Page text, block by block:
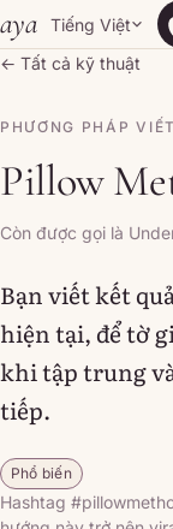
Skip to content
aya Tiếng Việt
← Tất cả kỹ thuật
PHƯƠNG PHÁP
Pillow
Còn được gọi là
Bạn viết kết
hiện tại, để tờ
khi tập trung
tiếp.
Phổ biến
Hashtag